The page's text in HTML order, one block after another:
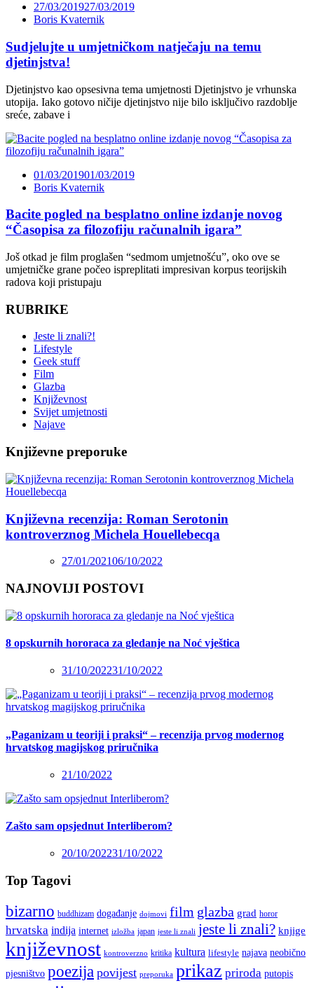
27/03/201927/03/2019
Boris Kvaternik
Sudjelujte u umjetničkom natječaju na temu
djetinjstva!
Djetinjstvo kao opsesivna tema umjetnosti Djetinjstvo je vrhunska
utopija. Iako gotovo ničije djetinjstvo nije bilo isključivo razdoblje
sreće, zabave i
01/03/201901/03/2019
Boris Kvaternik
Bacite pogled na besplatno online izdanje novog
“Časopisa za filozofiju računalnih igara”
Još otkad je film proglašen “sedmom umjetnošću”, oko ove se
umjetničke grane počeo ispreplitati impresivan korpus teorijskih
radova koji pristupaju
RUBRIKE
Jeste li znali?!
Lifestyle
Geek stuff
Film
Glazba
Književnost
Svijet umjetnosti
Najave
Književne preporuke
Književna recenzija: Roman Serotonin
kontroverznog Michela Houellebecqa
27/01/202106/10/2022
NAJNOVIJI POSTOVI
8 opskurnih hororaca za gledanje na Noć vještica
31/10/202231/10/2022
„Paganizam u teoriji i praksi“ – recenzija prvog modernog
hrvatskog magijskog priručnika
21/10/2022
Zašto sam opsjednut Interliberom?
20/10/202231/10/2022
Top Tagovi
bizarno buddhizam događanje dojmovi film glazba grad horor
hrvatska indija internet izložba japan jeste li znali jeste li znali? knjige
književnost kontroverzno kritika kultura lifestyle najava neobično
pjesništvo poezija povijest preporuka prikaz priroda putopis